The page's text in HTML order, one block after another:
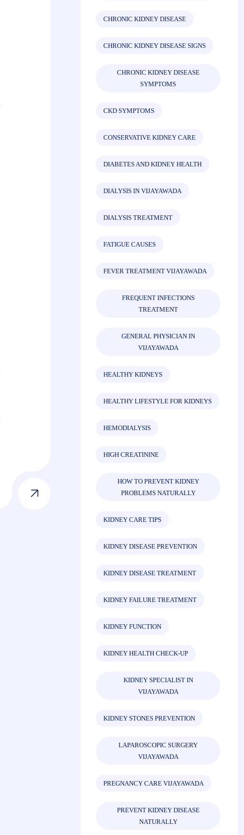
CHRONIC KIDNEY DISEASE
CHRONIC KIDNEY DISEASE SIGNS
CHRONIC KIDNEY DISEASE
SYMPTOMS
CKD SYMPTOMS
CONSERVATIVE KIDNEY CARE
DIABETES AND KIDNEY HEALTH
DIALYSIS IN VIJAYAWADA
DIALYSIS TREATMENT
FATIGUE CAUSES
FEVER TREATMENT VIJAYAWADA
FREQUENT INFECTIONS
TREATMENT
GENERAL PHYSICIAN IN
VIJAYAWADA
HEALTHY KIDNEYS
HEALTHY LIFESTYLE FOR KIDNEYS
HEMODIALYSIS
HIGH CREATININE
HOW TO PREVENT KIDNEY
PROBLEMS NATURALLY
KIDNEY CARE TIPS
KIDNEY DISEASE PREVENTION
KIDNEY DISEASE TREATMENT
KIDNEY FAILURE TREATMENT
KIDNEY FUNCTION
KIDNEY HEALTH CHECK-UP
KIDNEY SPECIALIST IN
VIJAYAWADA
KIDNEY STONES PREVENTION
LAPAROSCOPIC SURGERY
VIJAYAWADA
PREGNANCY CARE VIJAYAWADA
PREVENT KIDNEY DISEASE
NATURALLY